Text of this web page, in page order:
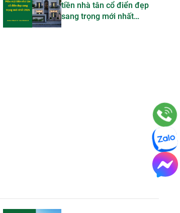
tiền nhà tân cổ điển đẹp
sang trọng mới nhất